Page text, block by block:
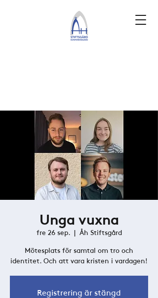
Unga vuxna
fre 26 sep.
  |
Åh Stiftsgård
Mötesplats för samtal om tro och
identitet. Och att vara kristen i vardagen!
Registrering är stängd